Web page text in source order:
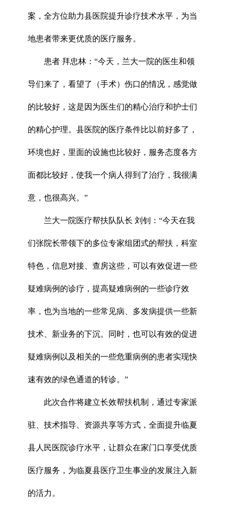
案，全方位助力县医院提升诊疗技术水平，为当
地患者带来更优质的医疗服务。
患者 拜忠林：“今天，兰大一院的医生和领
导们来了，看望了（手术）伤口的情况，感觉做
的比较好，这是因为医生们的精心治疗和护士们
的精心护理。县医院的医疗条件比以前好多了，
环境也好，里面的设施也比较好，服务态度各方
面都比较好，使我一个病人得到了治疗，我很满
意，也很高兴。”
兰大一院医疗帮扶队队长 刘钊：“今天在我
们张院长带领下的多位专家组团式的帮扶，科室
特色，信息对接、查房这些，可以有效促进一些
疑难病例的诊疗，提高疑难病例的一些诊疗效
率，也为当地的一些常见病、多发病提供一些新
技术、新业务的下沉。同时，也可以有效的促进
疑难病例以及相关的一些危重病例的患者实现快
速有效的绿色通道的转诊。”
此次合作将建立长效帮扶机制，通过专家派
驻、技术指导、资源共享等方式，全面提升临夏
县人民医院诊疗水平，让群众在家门口享受优质
医疗服务，为临夏县医疗卫生事业的发展注入新
的活力。